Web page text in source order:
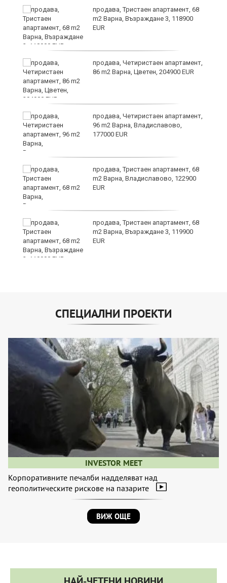
продава, Тристаен апартамент, 68
m2 Варна, Възраждане 3, 118900
EUR
продава, Четиристаен апартамент,
86 m2 Варна, Цветен, 204900 EUR
продава, Четиристаен апартамент,
96 m2 Варна, Владиславово,
177000 EUR
продава, Тристаен апартамент, 68
m2 Варна, Владиславово, 122900
EUR
продава, Тристаен апартамент, 68
m2 Варна, Възраждане 3, 119900
EUR
СПЕЦИАЛНИ ПРОЕКТИ
INVESTOR MEET
Корпоративните печалби надделяват над
геополитическите рискове на пазарите
ВИЖ ОЩЕ